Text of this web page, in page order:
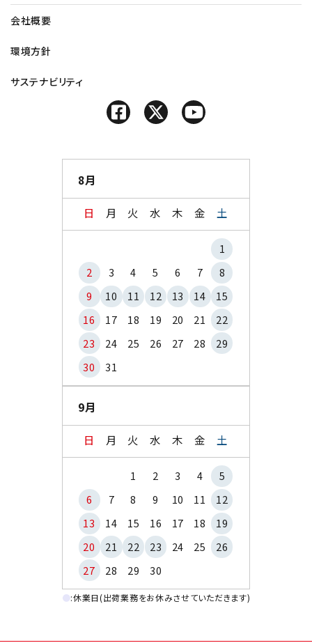
会社概要
環境方針
サステナビリティ
8月
日 月 火 水 木 金 土
1
2
3 4 5 6 7
8
9
10 11 12 13 14
15
16
17 18 19 20 21
22
23
24 25 26 27 28
29
30
31
9月
日 月 火 水 木 金 土
1 2 3 4
5
6
7 8 9 10 11
12
13
14 15 16 17 18
19
20
21 22 23 24 25
26
27
28 29 30
●:休業日(出荷業務をお休みさせていただきます)